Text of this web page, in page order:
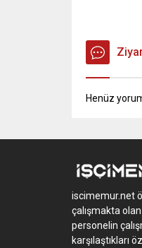
Henüz
iscimemur.net
çalışmakta
personelin
karşılaştıkları